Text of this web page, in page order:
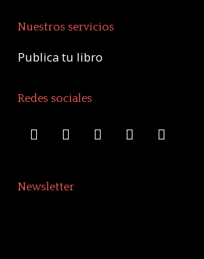
Nuestros servicios
Publica tu libro
Redes sociales
Newsletter